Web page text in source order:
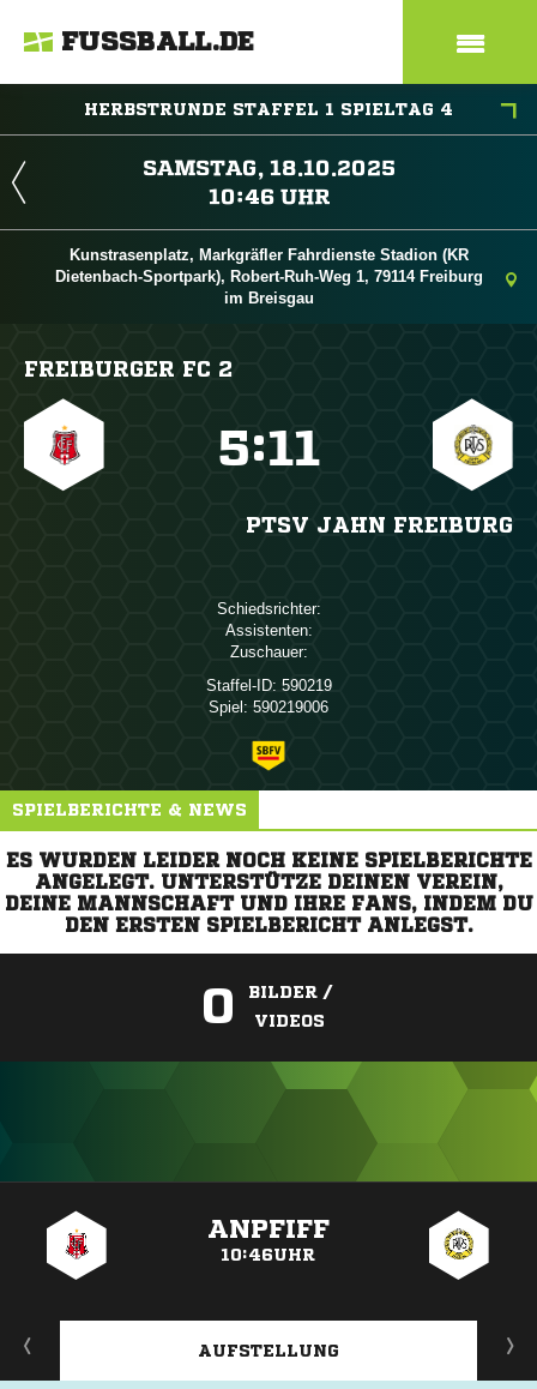
FUSSBALL.DE
HERBSTRUNDE STAFFEL 1 SPIELTAG 4
 
 
Kunstrasenplatz, Markgräfler Fahrdienste Stadion (KR
Dietenbach-Sportpark), Robert-Ruh-Weg 1, 79114 Freiburg
im Breisgau
FREIBURGER FC 2
:
PTSV JAHN FREIBURG
Schiedsrichter:
Assistenten:
Zuschauer:
Staffel-ID: 590219
Spiel: 590219006
SPIELBERICHTE & NEWS
ES WURDEN LEIDER NOCH KEINE SPIELBERICHTE
ANGELEGT. UNTERSTÜTZE DEINEN VEREIN,
DEINE MANNSCHAFT UND IHRE FANS, INDEM DU
DEN ERSTEN SPIELBERICHT ANLEGST.
0
BILDER /
VIDEOS
ANPFIFF
10:46UHR
AUFSTELLUNG